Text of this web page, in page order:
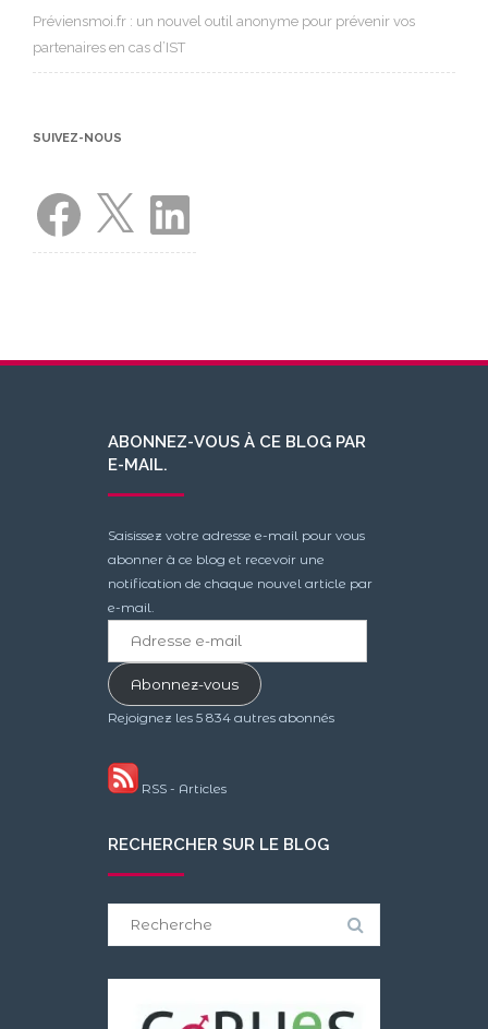
Préviensmoi.fr : un nouvel outil anonyme pour prévenir vos
partenaires en cas d’IST
SUIVEZ-NOUS
Facebook LinkedIn
ABONNEZ-VOUS À CE BLOG PAR
E-MAIL.
Saisissez votre adresse e-mail pour vous
abonner à ce blog et recevoir une
notification de chaque nouvel article par
e-mail.
mailAbonnez-vous
Rejoignez les 5 834 autres abonnés
RSS - Articles
RECHERCHER SUR LE BLOG